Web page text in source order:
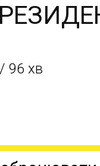
96 хв